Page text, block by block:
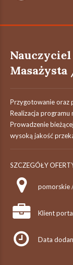
Przygotowanie oraz
Realizacja programu
Prowadzenie
wysoką jakość
SZCZEGÓŁY
pomorskie
Klient
Data